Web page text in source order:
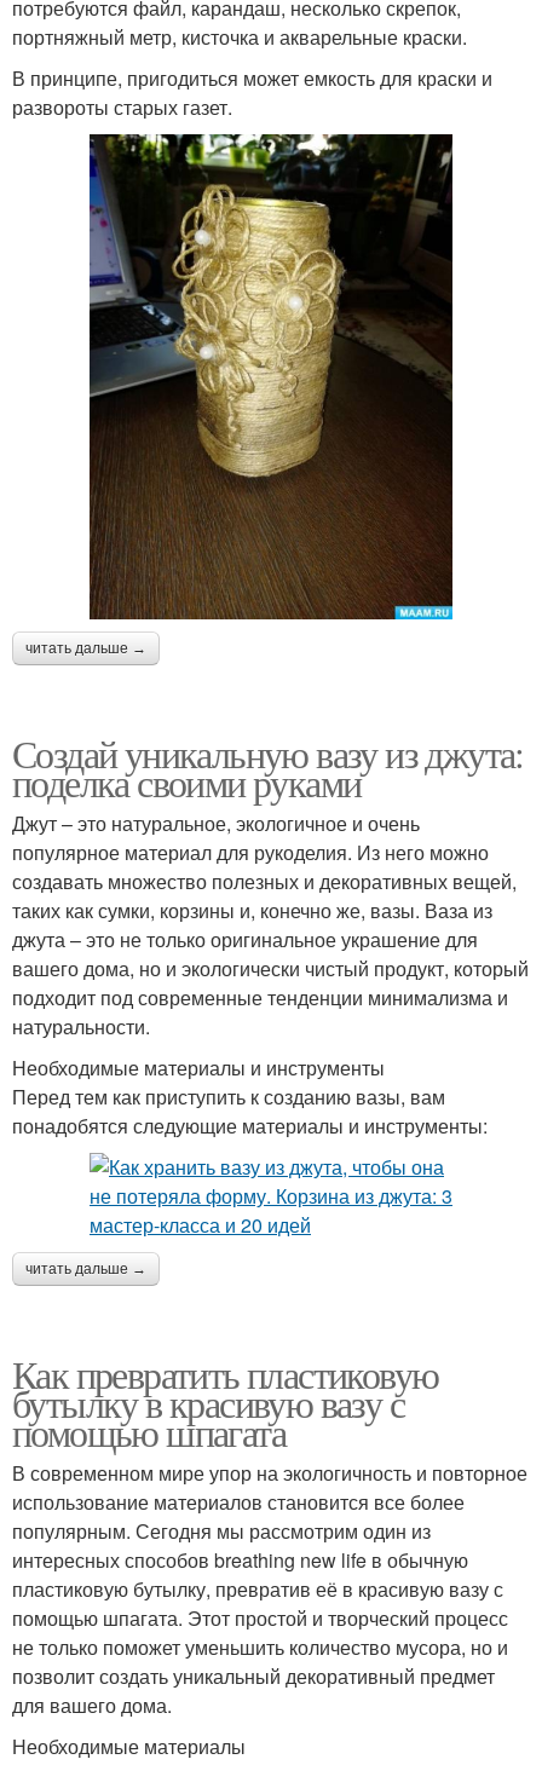
потребуются файл, карандаш, несколько скрепок,
портняжный метр, кисточка и акварельные краски.
В принципе, пригодиться может емкость для краски и
развороты старых газет.
читать дальше →
Создай уникальную вазу из джута:
поделка своими руками
Джут – это натуральное, экологичное и очень
популярное материал для рукоделия. Из него можно
создавать множество полезных и декоративных вещей,
таких как сумки, корзины и, конечно же, вазы. Ваза из
джута – это не только оригинальное украшение для
вашего дома, но и экологически чистый продукт, который
подходит под современные тенденции минимализма и
натуральности.
Необходимые материалы и инструменты
Перед тем как приступить к созданию вазы, вам
понадобятся следующие материалы и инструменты:
читать дальше →
Как превратить пластиковую
бутылку в красивую вазу с
помощью шпагата
В современном мире упор на экологичность и повторное
использование материалов становится все более
популярным. Сегодня мы рассмотрим один из
интересных способов breathing new life в обычную
пластиковую бутылку, превратив её в красивую вазу с
помощью шпагата. Этот простой и творческий процесс
не только поможет уменьшить количество мусора, но и
позволит создать уникальный декоративный предмет
для вашего дома.
Необходимые материалы